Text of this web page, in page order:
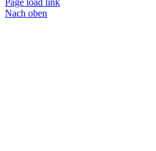
Nach oben